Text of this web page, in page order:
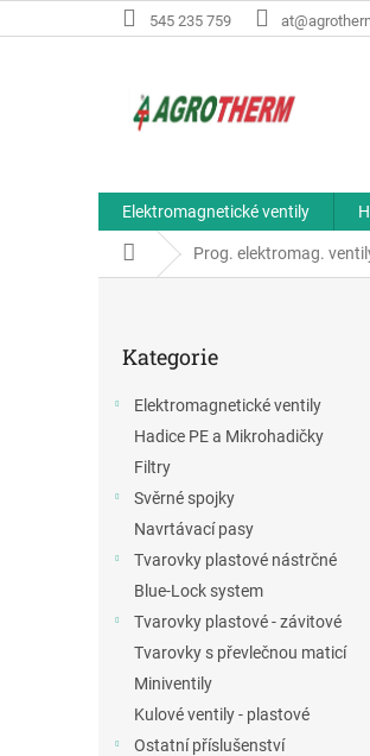
na
545 235 759
Elektromagnetické ventily
Domů Prog. elektromag.
kategorie
Kategorie
Elektromagnetické ventily
Hadice PE a Mikrohadičky
Filtry
Svěrné spojky
Navrtávací pasy
Tvarovky plastové nástrčné
Blue-Lock system
Tvarovky plastové - závitové
Tvarovky s převlečnou maticí
Miniventily
Kulové ventily - plastové
Ostatní příslušenství